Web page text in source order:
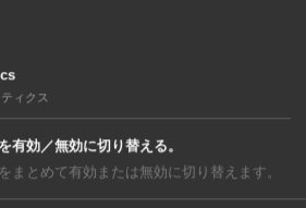
ェトンロー内の「TOPS」で買える薬
ィクス
有効／無効に切り替える。
まとめて有効または無効に切り替えます。